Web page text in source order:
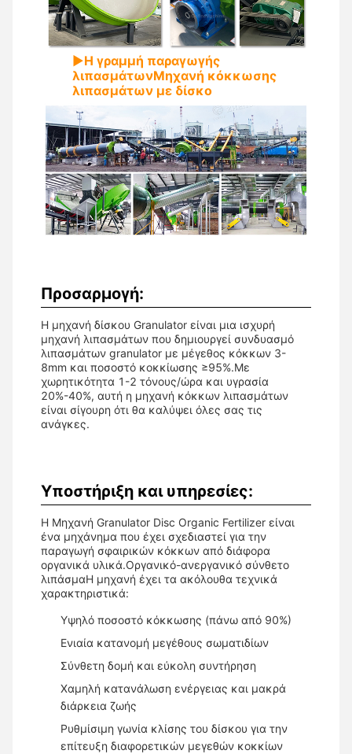
▶Η γραμμή παραγωγής
λιπασμάτωνΜηχανή κόκκωσης
λιπασμάτων με δίσκο
Προσαρμογή:
Η μηχανή δίσκου Granulator είναι μια ισχυρή
μηχανή λιπασμάτων που δημιουργεί συνδυασμό
λιπασμάτων granulator με μέγεθος κόκκων 3-
8mm και ποσοστό κοκκίωσης ≥95%.Με
χωρητικότητα 1-2 τόνους/ώρα και υγρασία
20%-40%, αυτή η μηχανή κόκκων λιπασμάτων
είναι σίγουρη ότι θα καλύψει όλες σας τις
ανάγκες.
Υποστήριξη και υπηρεσίες:
Η Μηχανή Granulator Disc Organic Fertilizer είναι
ένα μηχάνημα που έχει σχεδιαστεί για την
παραγωγή σφαιρικών κόκκων από διάφορα
οργανικά υλικά.Οργανικό-ανεργανικό σύνθετο
λιπάσμαΗ μηχανή έχει τα ακόλουθα τεχνικά
χαρακτηριστικά:
Υψηλό ποσοστό κόκκωσης (πάνω από 90%)
Ενιαία κατανομή μεγέθους σωματιδίων
Σύνθετη δομή και εύκολη συντήρηση
Χαμηλή κατανάλωση ενέργειας και μακρά
διάρκεια ζωής
Ρυθμίσιμη γωνία κλίσης του δίσκου για την
επίτευξη διαφορετικών μεγεθών κοκκίων